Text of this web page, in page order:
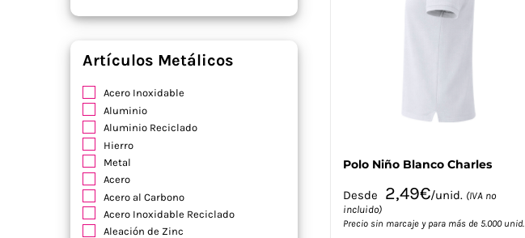
pueden
producto
Polo Niño Blanco Charles
Desde 2,49€/unid. (IVA no
incluido)
Precio sin marcaje y para más de 5.000 unid.
Artículos Metálicos
Acero Inoxidable
Aluminio
Aluminio Reciclado
Hierro
Metal
Acero
Acero al Carbono
Acero Inoxidable Reciclado
Aleación de Zinc